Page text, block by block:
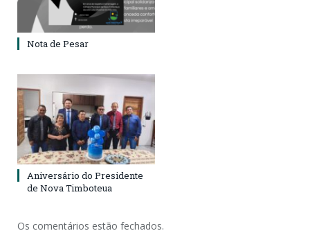
Nota de Pesar
Aniversário do Presidente
de Nova Timboteua
Os comentários estão fechados.